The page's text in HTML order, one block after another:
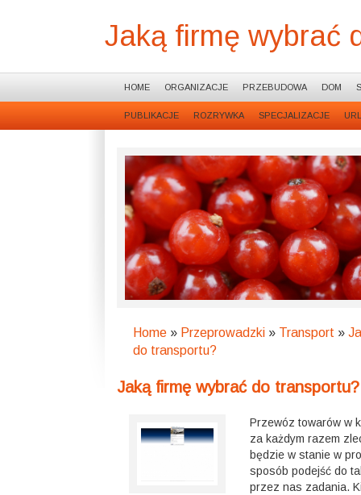
Jaką firmę wybrać
HOME ORGANIZACJE PRZEBUDOWA DOM
PUBLIKACJE ROZRYWKA SPECJALIZACJE
Home » Przeprowadzki » Transport »
do transportu?
Jaką firmę wybrać do transportu?
Przewóz towarów w
za każdym razem
będzie w stanie w
sposób podejść do
przez nas zadania.